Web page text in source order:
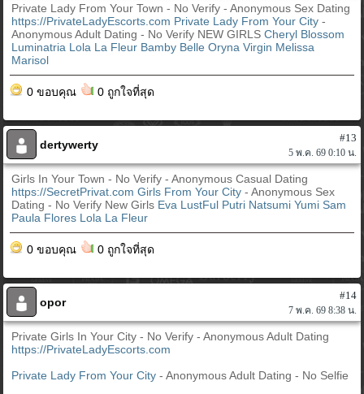
Private Lady From Your Town - No Verify - Anonymous Sex Dating
https://PrivateLadyEscorts.com Private Lady From Your City-
Anonymous Adult Dating - No Verify NEW GIRLSCheryl Blossom
Luminatria Lola La Fleur Bamby Belle Oryna Virgin Melissa
Marisol
0 ขอบคุณ 0 ถูกใจที่สุด
dertywerty
#13
5 พ.ค. 69 0:10 น.
Girls In Your Town - No Verify - Anonymous Casual Dating
https://SecretPrivat.com Girls From Your City- Anonymous Sex
Dating - No Verify New Girls Eva LustFul Putri Natsumi Yumi Sam
Paula Flores Lola La Fleur
0 ขอบคุณ 0 ถูกใจที่สุด
opor
#14
7 พ.ค. 69 8:38 น.
Private Girls In Your City - No Verify - Anonymous Adult Dating
https://PrivateLadyEscorts.com
Private Lady From Your City- Anonymous Adult Dating - No Selfie